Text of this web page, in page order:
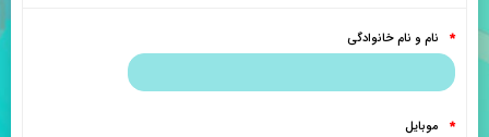
* نام و نام خانوادگی
* موبایل